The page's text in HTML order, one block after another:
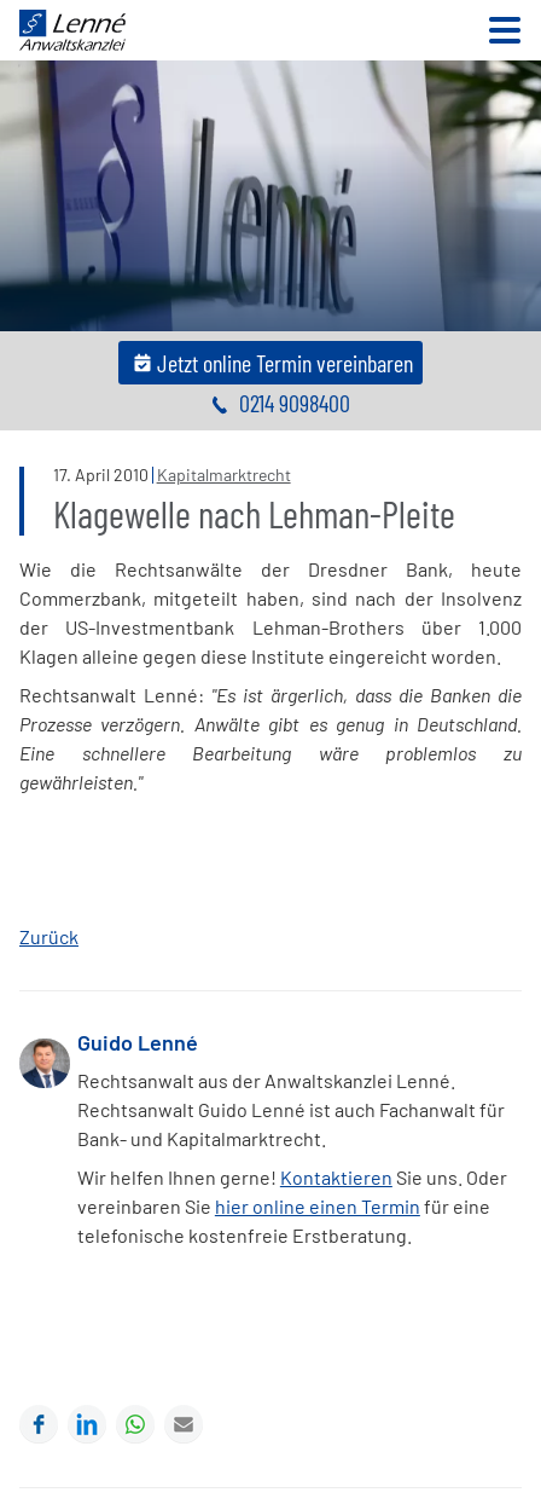
Jetzt online Termin vereinbaren
0214 9098400
17. April 2010 Kapitalmarktrecht
Klagewelle nach Lehman-Pleite
Wie die Rechtsanwälte der Dresdner Bank, heute
Commerzbank, mitgeteilt haben, sind nach der Insolvenz
der US-Investmentbank Lehman-Brothers über 1.000
Klagen alleine gegen diese Institute eingereicht worden.
Rechtsanwalt Lenné: "Es ist ärgerlich, dass die Banken die
Prozesse verzögern. Anwälte gibt es genug in Deutschland.
Eine schnellere Bearbeitung wäre problemlos zu
gewährleisten."
Zurück
Guido Lenné
Rechtsanwalt aus der Anwaltskanzlei Lenné.
Rechtsanwalt Guido Lenné ist auch Fachanwalt für
Bank- und Kapitalmarktrecht.
Wir helfen Ihnen gerne! Kontaktieren Sie uns. Oder
vereinbaren Sie hier online einen Termin für eine
telefonische kostenfreie Erstberatung.
FacebookLinkedInWhatsApp